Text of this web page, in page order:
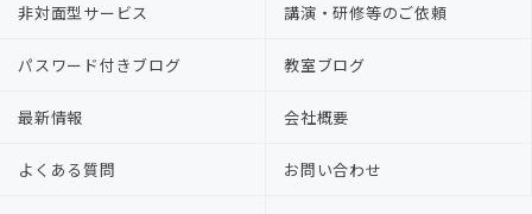
非対面型サービス 講演・研修等のご依頼
パスワード付きブログ 教室ブログ
最新情報 会社概要
よくある質問 お問い合わせ